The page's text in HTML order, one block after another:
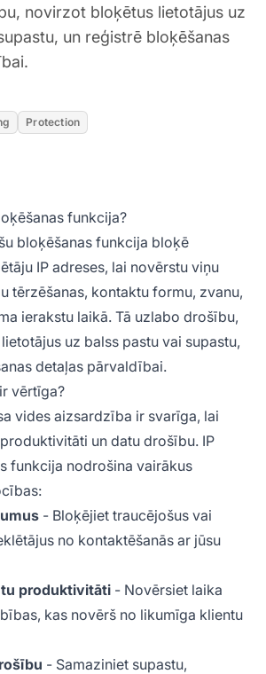
novirzot bloķētus lietotājus uz
un reģistrē bloķēšanas
Protection
funkcija?
bloķēšanas funkcija bloķē
IP adreses, lai novērstu viņu
tērzēšanas, kontaktu formu, zvanu,
ierakstu laikā. Tā uzlabo drošību,
uz balss pastu vai supastu,
detaļas pārvaldībai.
vērtīga?
vides aizsardzība ir svarīga, lai
un datu drošību. IP
funkcija nodrošina vairākus
- Bloķējiet traucējošus vai
no kontaktēšanās ar jūsu
produktivitāti - Novērsiet laika
kas novērš no likumīga klientu
- Samaziniet supastu,